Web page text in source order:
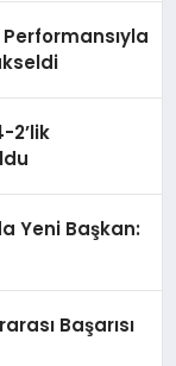
2’lik
Yeni Başkan:
Başarısı